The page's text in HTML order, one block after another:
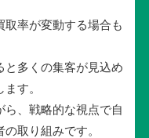
取率が変動する場合も
と多くの集客が見込め
す。
ら、戦略的な視点で自
取り組みです。